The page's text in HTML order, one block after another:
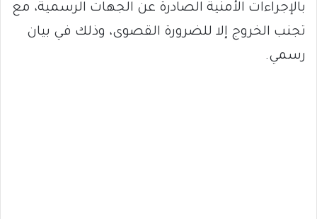
بالإجراءات الأمنية الصادرة عن الجهات الرسمية، مع
تجنب الخروج إلا للضرورة القصوى، وذلك في بيان
رسمي.